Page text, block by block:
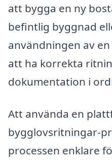
att bygga en ny
befintlig byggnad
användningen av
att ha korrekta
dokumentation i
Att använda en
bygglovsritningar-
processen enklare